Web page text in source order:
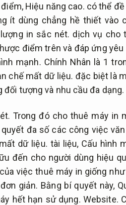
Hiệu năng cao. có thể
ít dùng chẳng hề thiết vào
in sắc nét. dịch vụ cho
điểm trên và đáp ứng
mạnh. Chính Nhân là 1
chế mất dữ liệu. đặc biệt là
tượng và nhu cầu đa dạng.
Trong đó cho thuê máy in
đa số các công việc
dữ liệu. tài liệu, Cấu hình
đến cho người dùng hiệu
việc thuê máy in giống
giản. Bằng bí quyết này,
hết hạn sử dụng. Website.